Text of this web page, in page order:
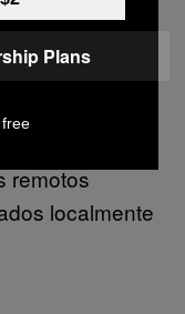
ayahuasca
de pós, ou
como a
são
remotos
localmente
Plans